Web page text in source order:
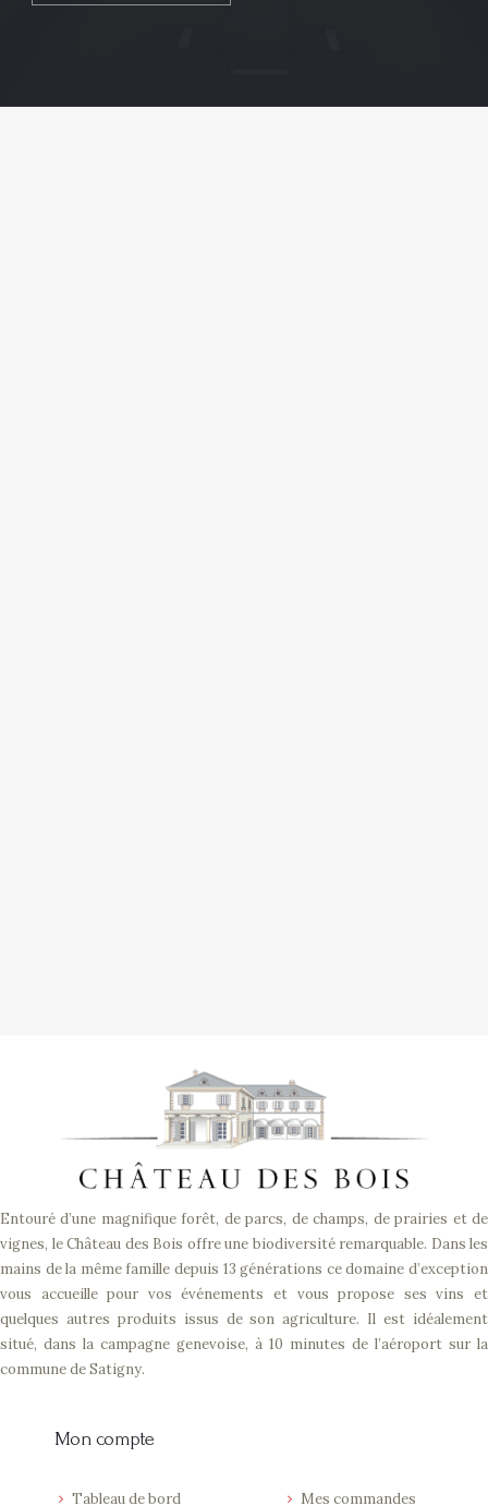
Entouré d’une magnifique forêt, de parcs, de champs, de prairies et de
vignes, le Château des Bois offre une biodiversité remarquable. Dans les
mains de la même famille depuis 13 générations ce domaine d’exception
vous accueille pour vos événements et vous propose ses vins et
quelques autres produits issus de son agriculture. Il est idéalement
situé, dans la campagne genevoise, à 10 minutes de l’aéroport sur la
commune de Satigny.
Mon compte
Tableau de bord Mes commandes